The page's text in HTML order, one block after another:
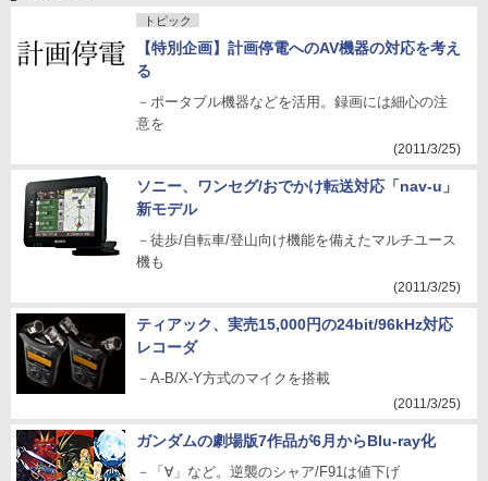
トピック
【特別企画】計画停電へのAV機器の対応を考え
る
－ポータブル機器などを活用。録画には細心の注
意を
(2011/3/25)
ソニー、ワンセグ/おでかけ転送対応「nav-u」
新モデル
－徒歩/自転車/登山向け機能を備えたマルチユース
機も
(2011/3/25)
ティアック、実売15,000円の24bit/96kHz対応
レコーダ
－A-B/X-Y方式のマイクを搭載
(2011/3/25)
ガンダムの劇場版7作品が6月からBlu-ray化
－「∀」など。逆襲のシャア/F91は値下げ